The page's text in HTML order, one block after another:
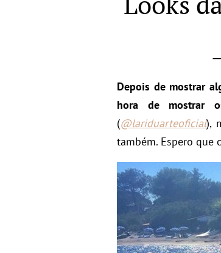
Depois de mostrar
hora de mostrar
(@lariduarteoficial),
também. Espero que